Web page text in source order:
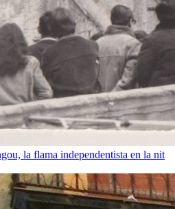
la flama independentista en la nit